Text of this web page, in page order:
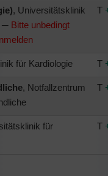
, Universitätsklinik
─ Bitte unbedingt
T
für Kardiologie T
, Notfallzentrum
T
für
T